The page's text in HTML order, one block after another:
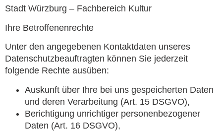
Stadt Würzburg – Fachbereich Kultur
Ihre Betroffenenrechte
Unter den angegebenen Kontaktdaten unseres
Datenschutzbeauftragten können Sie jederzeit
folgende Rechte ausüben:
Auskunft über Ihre bei uns gespeicherten Daten
und deren Verarbeitung (Art. 15 DSGVO),
Berichtigung unrichtiger personenbezogener
Daten (Art. 16 DSGVO),